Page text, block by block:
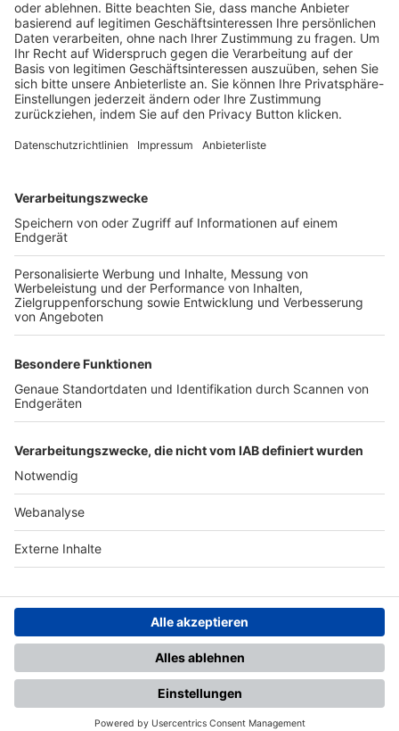
BFV-Geschäftsstellen
Trainerbörse
Login SpielPlus
FOLGE DEM BFV
TOP-VEREINE
TOP-PARTNER
SFV DFB
Nutzungsbedingungen Datenschutz Impressum
Ihr Gerät wird möglicherweise
nicht vollständig unterstützt.
Für die beste Nutzung empfehlen
wir ein kompatibles Gerät oder
einen aktuellen Browser.